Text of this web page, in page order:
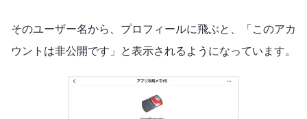
そのユーザー名から、プロフィールに飛ぶと、「このアカ
ウントは非公開です」と表示されるようになっています。